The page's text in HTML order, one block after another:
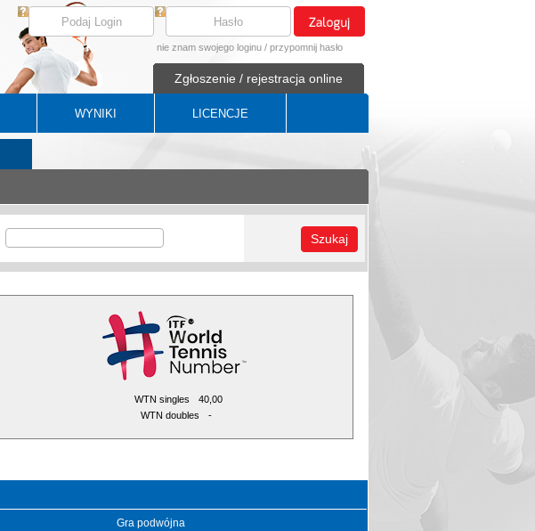
nie znam swojego loginu / przypomnij hasło
Zgłoszenie / rejestracja online
WYNIKI LICENCJE
Szukaj
WTN singles
40,00
WTN doubles
-
Gra podwójna